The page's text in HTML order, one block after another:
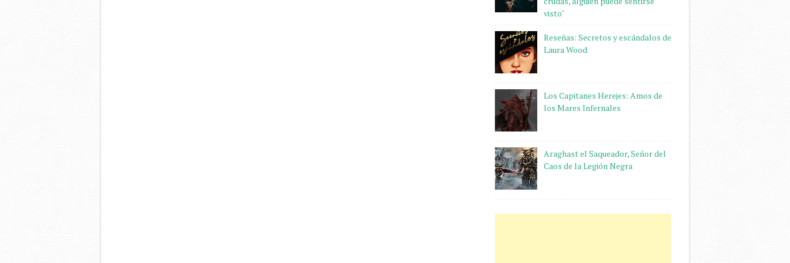
visto"
Reseñas: Secretos y escándalos de
Laura Wood
Los Capitanes Herejes: Amos de
los Mares Infernales
Araghast el Saqueador, Señor del
Caos de la Legión Negra